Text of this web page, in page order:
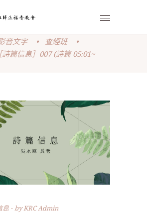
音文字 • 查經班
•
詩篇信息］007 (詩篇 05:01~
息 byKRC Admin